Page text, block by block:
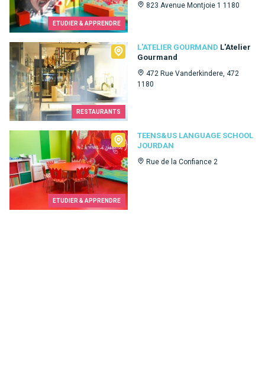
ETUDIER & APPRENDRE
823 Avenue Montjoie 1 1180
RESTAURANTS
L'ATELIER GOURMAND L'Atelier
Gourmand
472 Rue Vanderkindere, 472
1180
L'Atelier Gourmand
ETUDIER & APPRENDRE
TEENS&US LANGUAGE SCHOOL
JOURDAN
Rue de la Confiance 2
Teens&Us language school Jourdan